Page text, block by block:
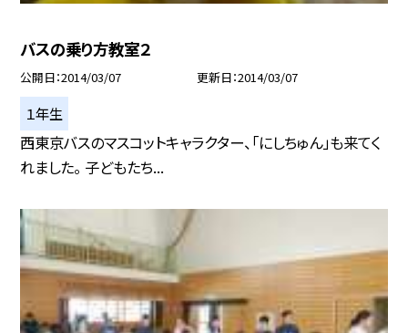
バスの乗り方教室２
公開日 2014/03/07 更新日 2014/03/07
１年生
西東京バスのマスコットキャラクター、「にしちゅん」も来てく
れました。 子どもたち...